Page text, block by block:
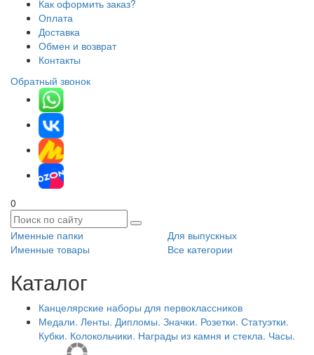
Как оформить заказ?
Оплата
Доставка
Обмен и возврат
Контакты
Обратный звонок
0
Именные папки
Для выпускных
Именные товары
Все категории
Каталог
Канцелярские наборы для первоклассников
Медали. Ленты. Дипломы. Значки. Розетки. Статуэтки.
Кубки. Колокольчики. Награды из камня и стекла. Часы.